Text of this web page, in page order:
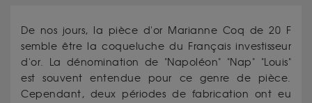
De nos jours, la pièce d'or Marianne Coq de 20 F
semble être la coqueluche du Français investisseur
d'or. La dénomination de "Napoléon" "Nap" "Louis"
est souvent entendue pour ce genre de pièce.
Cependant, deux périodes de fabrication ont eu